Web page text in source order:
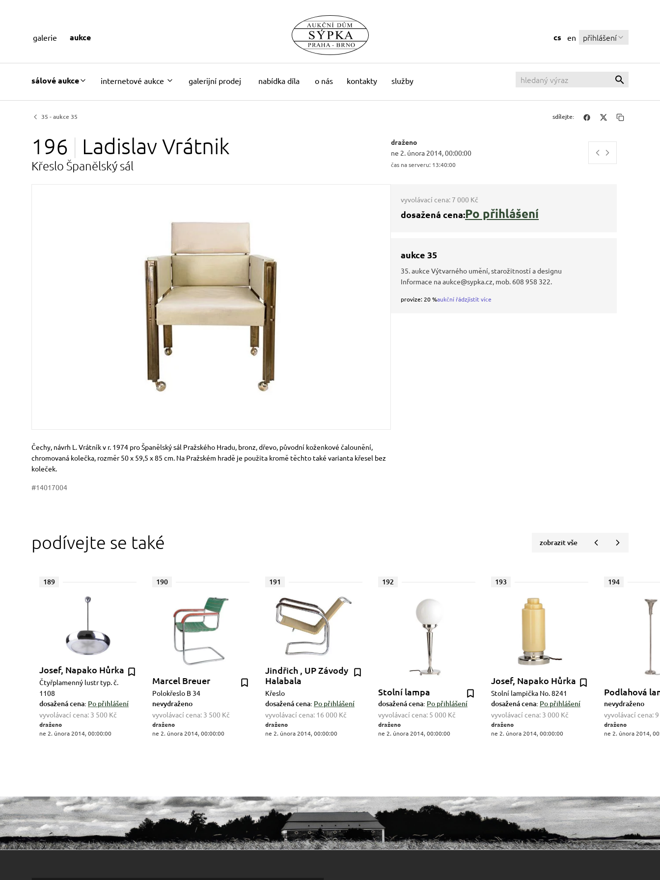
sálové aukce internetové aukce galerijní prodej nabídka díla o nás kontakty služby
cs en přihlášení
galerie aukce
35 - aukce 35 sdílejte:
196 LadislavVrátnik
Křeslo Španělský sál
draženo
ne 2. února 2014, 00:00:00
čas na serveru: 13:40:01
Rozměry
Stručný popis předmětu
Čechy, návrh L. Vrátník v r. 1974 pro Španělský sál Pražského Hradu, bronz, dřevo, původní koženkové čalounění,
chromovaná kolečka, rozměr 50 x 59,5 x 85 cm. Na Pražském hradě je použita kromě těchto také varianta křesel bez
koleček.
#14017004
vyvolávací cena: 7 000 Kč
dosažená cena:Po přihlášení
aukce 35
35. aukce Výtvarného umění, starožitností a designu
Informace na aukce@sypka.cz, mob. 608 958 322.
provize: 20 %aukční řádzjistit více
podívejte se také zobrazit vše
189
Josef, Napako Hůrka
Čtyřplamenný lustr typ. č.
1108
dosažená cena: Po přihlášení
vyvolávací cena: 3 500 Kč
draženo
ne 2. února 2014, 00:00:00
190
Marcel Breuer
Polokřeslo B 34
nevydraženo
vyvolávací cena: 3 500 Kč
draženo
ne 2. února 2014, 00:00:00
191
Jindřich , UP Závody
Halabala
Křeslo
dosažená cena: Po přihlášení
vyvolávací cena: 16 000 Kč
draženo
ne 2. února 2014, 00:00:00
192
Stolní lampa
dosažená cena: Po přihlášení
vyvolávací cena: 5 000 Kč
draženo
ne 2. února 2014, 00:00:00
193
Josef, Napako Hůrka
Stolní lampička No. 8241
dosažená cena: Po přihlášení
vyvolávací cena: 3 000 Kč
draženo
ne 2. února 2014, 00:00:00
194
Podlahová
nevydraženo
vyvolávací cena:
draženo
ne 2. února 2014,